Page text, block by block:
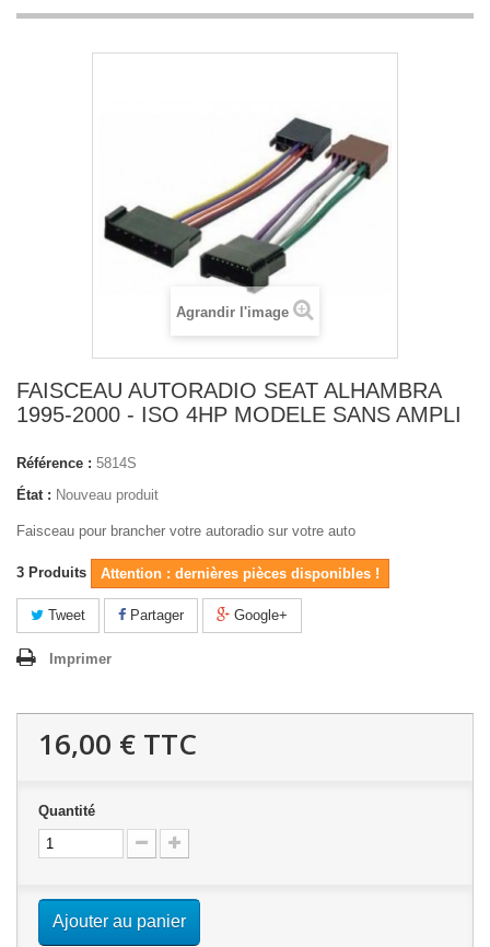
Agrandir l'image
FAISCEAU AUTORADIO SEAT ALHAMBRA
1995-2000 - ISO 4HP MODELE SANS AMPLI
Référence : 5814S
État : Nouveau produit
Faisceau pour brancher votre autoradio sur votre auto
3 Produits Attention : dernières pièces disponibles !
Tweet Partager Google+
Imprimer
16,00 € TTC
Quantité
Ajouter au panier